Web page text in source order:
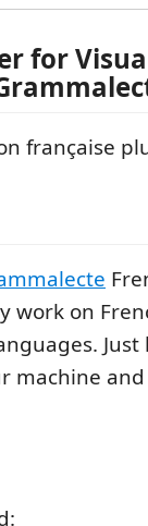
for
française
work on
machine